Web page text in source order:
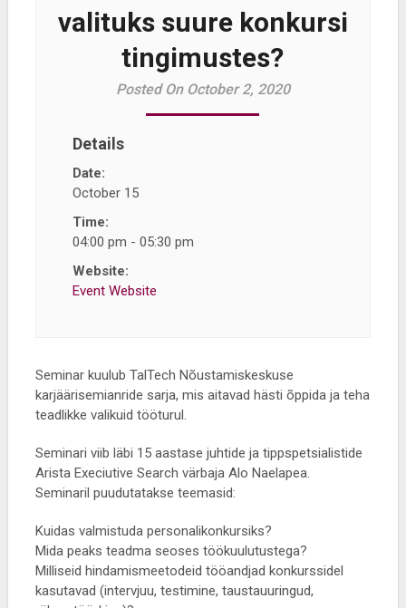
valituks suure konkursi
tingimustes?
Posted On October 2, 2020
Details
Date:
October 15
Time:
04:00 pm - 05:30 pm
Website:
Event Website
Seminar kuulub TalTech Nõustamiskeskuse
karjäärisemianride sarja, mis aitavad hästi õppida ja teha
teadlikke valikuid tööturul.
Seminari viib läbi 15 aastase juhtide ja tippspetsialistide
Arista Execiutive Search värbaja Alo Naelapea.
Seminaril puudutatakse teemasid:
Kuidas valmistuda personalikonkursiks?
Mida peaks teadma seoses töökuulutustega?
Milliseid hindamismeetodeid tööandjad konkurssidel
kasutavad (intervjuu, testimine, taustauuringud,